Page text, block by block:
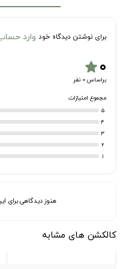
برای نوشتن دیدگاه خود وارد
۰star
براساس 0 نفر
مجموع امتیازات
5
4
3
2
1
هنوز دیدگاهی
کالکشن های مشابه